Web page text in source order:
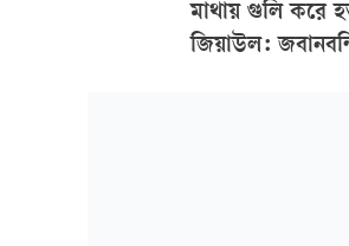
মাথায় গুলি করে
জিয়াউল: